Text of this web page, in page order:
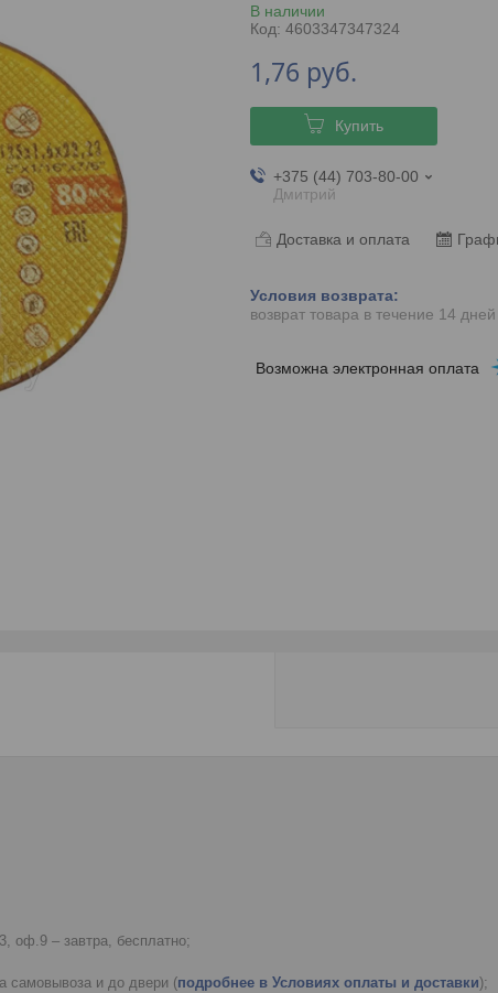
В наличии
Код: 4603347347324
1,76 руб.
Купить
+375 (44) 703-80-00
Дмитрий
Доставка и оплата
возврат товара в течение 14 дней
оф.9 – завтра, бесплатно;
самовывоза и до двери (подробнее в Условиях оплаты и доставки);